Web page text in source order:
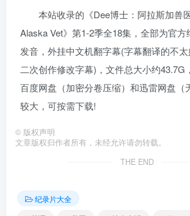
本站收录的《Dee博士：阿拉斯加兽
Alaska Vet》第1-2季全18集，全部为官方
发音，外挂中文机翻字幕(字幕翻译的不
二次创作修改字幕)，文件总大小约43.7G
百度网盘（加密分卷压缩）和迅雷网盘（
较大，可按需下载!
© 版权声明
文章版权归作者所有，未经允许请勿转载。
THE END
纪录片大全